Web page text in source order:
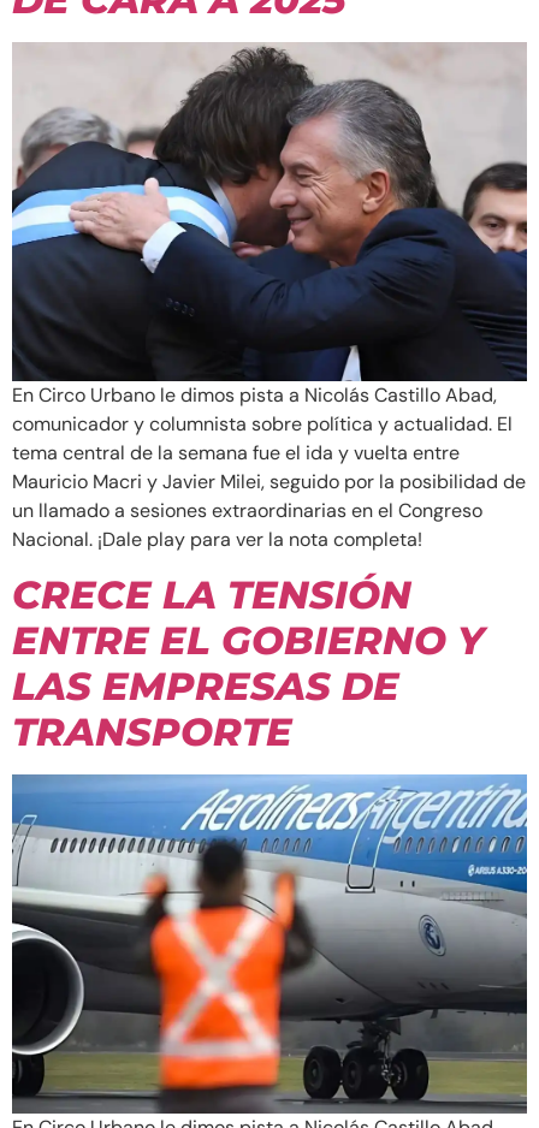
En Circo Urbano le dimos pista a Nicolás Castillo Abad,
comunicador y columnista sobre política y actualidad. El
tema central de la semana fue el ida y vuelta entre
Mauricio Macri y Javier Milei, seguido por la posibilidad de
un llamado a sesiones extraordinarias en el Congreso
Nacional. ¡Dale play para ver la nota completa!
CRECE LA TENSIÓN
ENTRE EL GOBIERNO Y
LAS EMPRESAS DE
TRANSPORTE